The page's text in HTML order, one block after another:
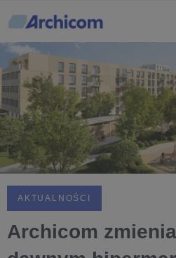
AKTUALNOŚCI
Archicom